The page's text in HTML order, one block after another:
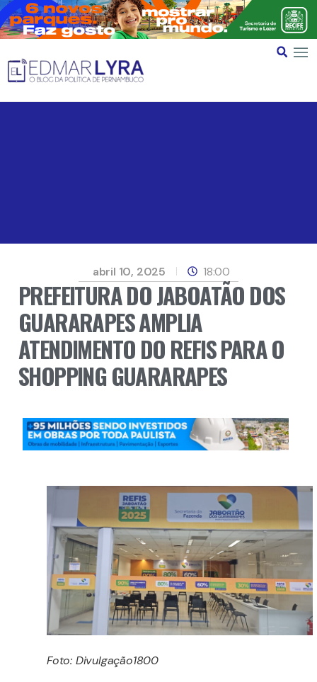
abril 10, 2025 18:00
PREFEITURA DO JABOATÃO DOS
GUARARAPES AMPLIA
ATENDIMENTO DO REFIS PARA O
SHOPPING GUARARAPES
Foto: Divulgação1800